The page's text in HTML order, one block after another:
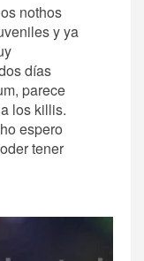
nothos
y ya
días
parece
los killis.
espero
tener